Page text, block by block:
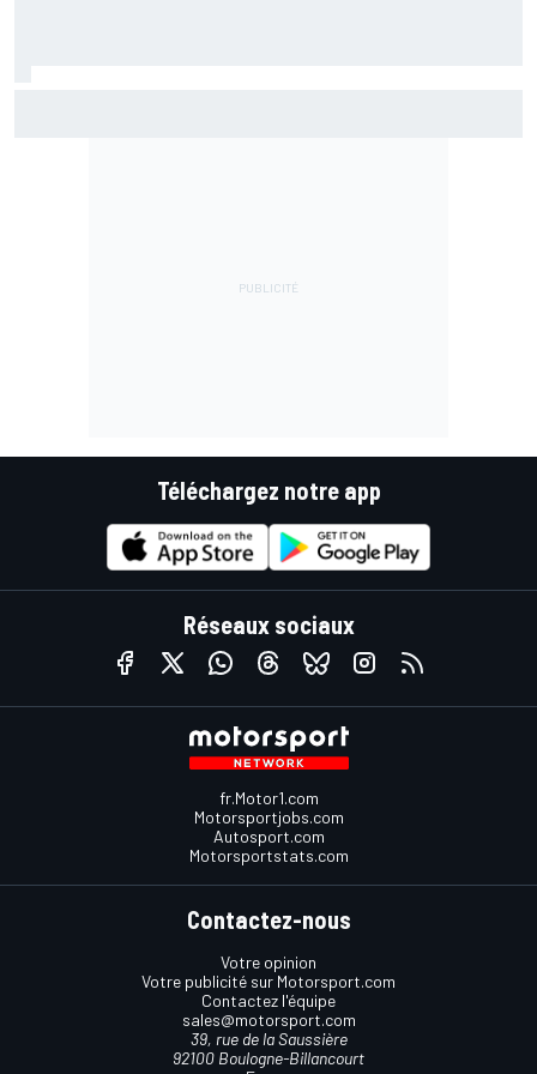
Téléchargez notre app
Réseaux sociaux
fr.Motor1.com
Motorsportjobs.com
Autosport.com
Motorsportstats.com
Contactez-nous
Votre opinion
Votre publicité sur Motorsport.com
Contactez l'équipe
sales@motorsport.com
39, rue de la Saussière
92100 Boulogne-Billancourt